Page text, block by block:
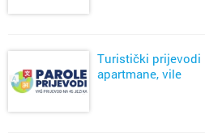
Turistički prijevodi
apartmane, vile